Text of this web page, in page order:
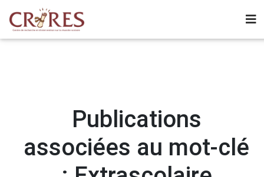
Publications
associées au mot-clé